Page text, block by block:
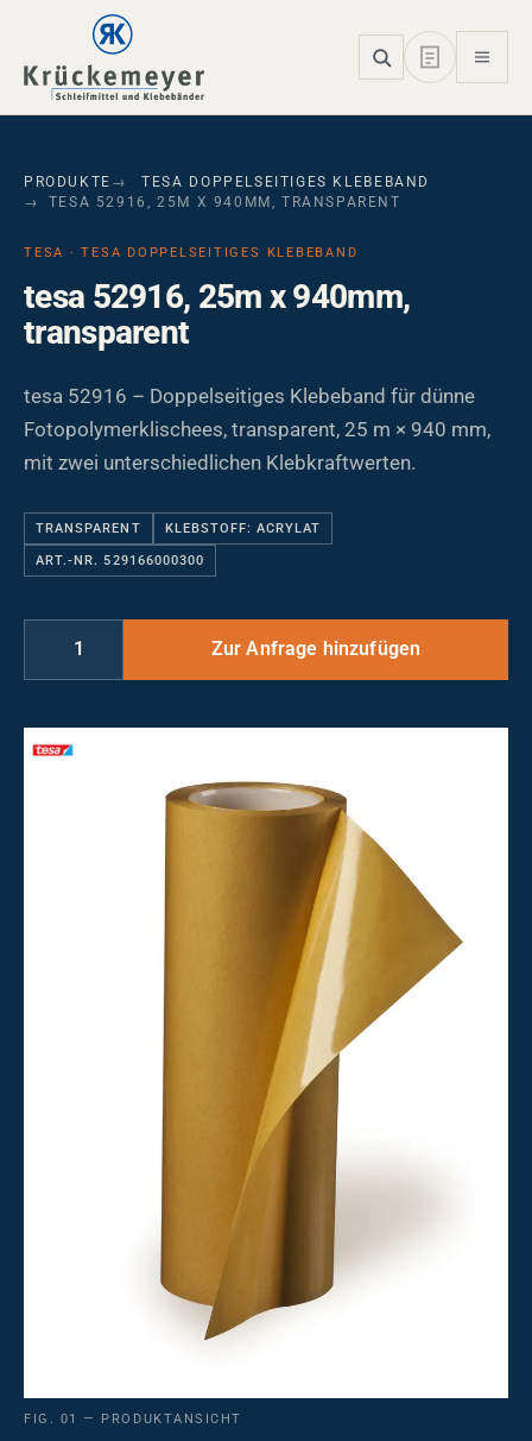
Skip to main navigation
Skip to main content
Skip to page footer
PRODUKTE
TESA DOPPELSEITIGES KLEBEBAND
TESA 52916, 25M X 940MM, TRANSPARENT
TESA · TESA DOPPELSEITIGES KLEBEBAND
tesa 52916, 25m x 940mm,
transparent
tesa 52916 – Doppelseitiges Klebeband für dünne
Fotopolymerklischees, transparent, 25 m × 940 mm,
mit zwei unterschiedlichen Klebkraftwerten.
TRANSPARENT KLEBSTOFF: ACRYLAT
ART.-NR. 529166000300
FIG. 01 — PRODUKTANSICHT